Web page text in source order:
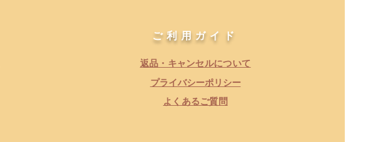
​ご利用ガイド
返品・キャンセルについて
​プライバシーポリシー
よくあるご質問